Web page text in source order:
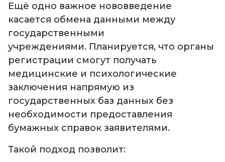
Ещё одно важное нововведение
касается обмена данными между
государственными
учреждениями. Планируется, что органы
регистрации смогут получать
медицинские и психологические
заключения напрямую из
государственных баз данных без
необходимости предоставления
бумажных справок заявителями.
Такой подход позволит: